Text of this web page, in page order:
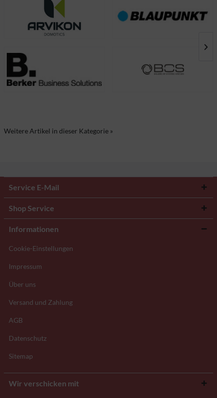
Weitere Artikel in dieser Kategorie »
Service E-Mail
Shop Service
Informationen
Cookie-Einstellungen
Impressum
Über uns
Versand und Zahlung
AGB
Datenschutz
Sitemap
Wir verschicken mit